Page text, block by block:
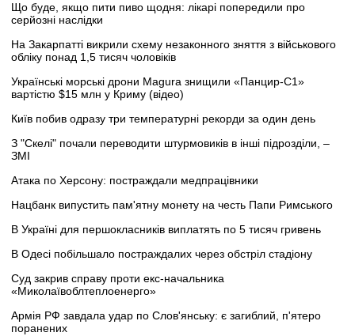
Що буде, якщо пити пиво щодня: лікарі попередили про
серйозні наслідки
На Закарпатті викрили схему незаконного зняття з військового
обліку понад 1,5 тисяч чоловіків
Українські морські дрони Magura знищили «Панцир-С1»
вартістю $15 млн у Криму (відео)
Київ побив одразу три температурні рекорди за один день
З "Скелі" почали переводити штурмовиків в інші підрозділи, –
ЗМІ
Атака по Херсону: постраждали медпрацівники
Нацбанк випустить пам'ятну монету на честь Папи Римського
В Україні для першокласників виплатять по 5 тисяч гривень
В Одесі побільшало постраждалих через обстріл стадіону
Суд закрив справу проти екс-начальника
«Миколаївоблтеплоенерго»
Армія РФ завдала удар по Слов'янську: є загиблий, п'ятеро
поранених